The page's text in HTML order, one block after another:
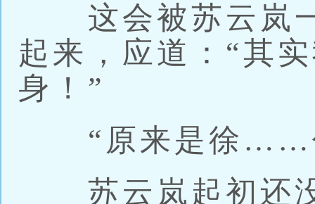
这会被苏云岚一
起来，应道：“其
身！”
“原来是徐……
苏云岚起初还没